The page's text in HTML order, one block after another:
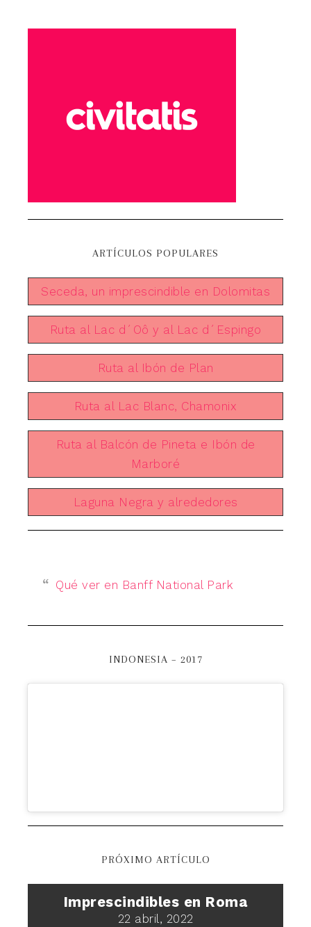
ARTÍCULOS POPULARES
Seceda, un imprescindible en Dolomitas
Ruta al Lac d´Oô y al Lac d´Espingo
Ruta al Ibón de Plan
Ruta al Lac Blanc, Chamonix
Ruta al Balcón de Pineta e Ibón de
Marboré
Laguna Negra y alrededores
Qué ver en Banff National Park
INDONESIA – 2017
PRÓXIMO ARTÍCULO
Imprescindibles en Roma
22 abril, 2022